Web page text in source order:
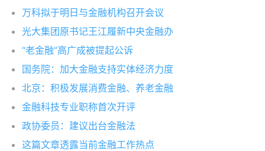
万科拟于明日与金融机构召开会议
光大集团原书记王江履新中央金融办
“老金融”高广成被提起公诉
国务院：加大金融支持实体经济力度
北京：积极发展消费金融、养老金融
金融科技专业职称首次开评
政协委员：建议出台金融法
这篇文章透露当前金融工作热点